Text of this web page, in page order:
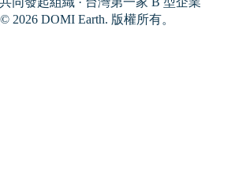
© 2026 DOMI Earth. 版權所有。